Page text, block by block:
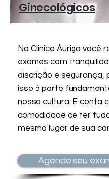
Ginecológicos
Na Clínica Áuriga você
exames com
discrição e segurança,
isso é parte
nossa cultura. E conta
comodidade de ter
mesmo lugar de sua
Agende seu